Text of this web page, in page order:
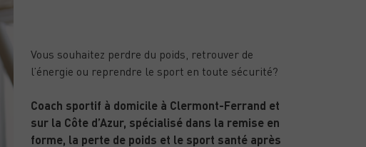
Vous souhaitez perdre du poids, retrouver de
l’énergie ou reprendre le sport en toute sécurité?
Coach sportif à domicile à Clermont-Ferrand et
sur la Côte d’Azur, spécialisé dans la remise en
forme, la perte de poids et le sport santé après